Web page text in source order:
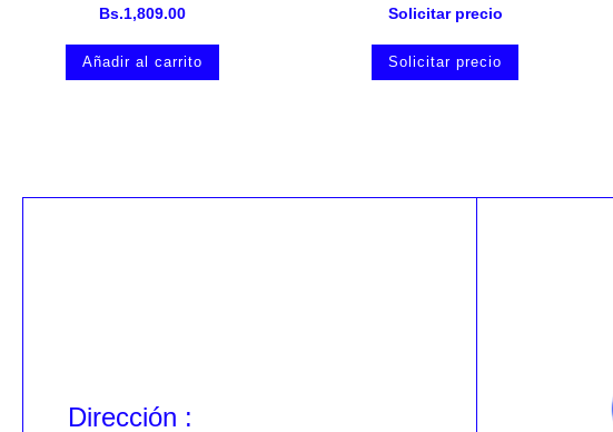
Bs.1,809.00
Añadir al carrito
Solicitar precio
Solicitar precio
Dirección :